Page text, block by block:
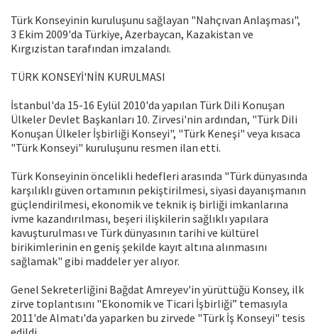
Türk Konseyinin kuruluşunu sağlayan "Nahçıvan Anlaşması",
3 Ekim 2009'da Türkiye, Azerbaycan, Kazakistan ve
Kırgızistan tarafından imzalandı.
TÜRK KONSEYİ'NİN KURULMASI
İstanbul'da 15-16 Eylül 2010'da yapılan Türk Dili Konuşan
Ülkeler Devlet Başkanları 10. Zirvesi'nin ardından, "Türk Dili
Konuşan Ülkeler İşbirliği Konseyi", "Türk Keneşi" veya kısaca
"Türk Konseyi" kuruluşunu resmen ilan etti.
Türk Konseyinin öncelikli hedefleri arasında "Türk dünyasında
karşılıklı güven ortamının pekiştirilmesi, siyasi dayanışmanın
güçlendirilmesi, ekonomik ve teknik iş birliği imkanlarına
ivme kazandırılması, beşeri ilişkilerin sağlıklı yapılara
kavuşturulması ve Türk dünyasının tarihi ve kültürel
birikimlerinin en geniş şekilde kayıt altına alınmasını
sağlamak" gibi maddeler yer alıyor.
Genel Sekreterliğini Bağdat Amreyev'in yürüttüğü Konsey, ilk
zirve toplantısını "Ekonomik ve Ticari İşbirliği” temasıyla
2011'de Almatı'da yaparken bu zirvede "Türk İş Konseyi" tesis